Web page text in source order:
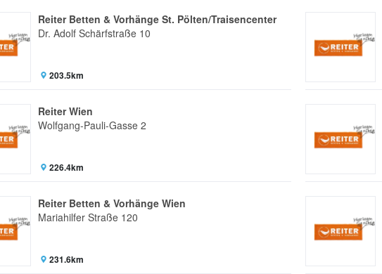
Reiter Betten & Vorhänge St. Pölten/Traisencenter
Dr. Adolf Schärfstraße 10
203.5km
Reiter Wien
Wolfgang-Pauli-Gasse 2
226.4km
Reiter Betten & Vorhänge Wien
Mariahilfer Straße 120
231.6km